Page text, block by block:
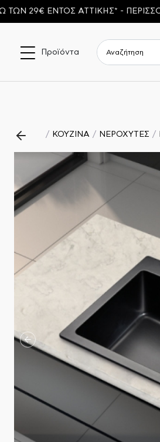
ΕΝΤΟΣ ΑΤΤΙΚΗΣ* - ΠΕΡΙΣΣΟΤΕΡΑ
Προϊόντα
ΚΟΥΖΙΝΑ ΝΕΡΟΧΥΤΕΣ